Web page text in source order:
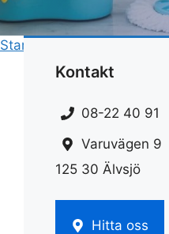
Start
Kontakt
08-22 40 91
Varuvägen 9
125 30 Älvsjö
Hitta oss